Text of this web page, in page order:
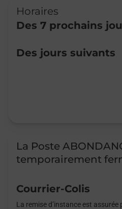
Horaires
Des 7 prochains
Lundi
Fermé
Des jours suivants
La Poste
temporairement
Courrier-Colis
La remise d’instance est assurée